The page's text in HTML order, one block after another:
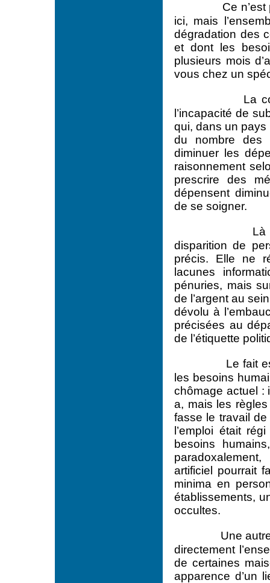
Ce
ici, mais
dégradation des
et dont les
plusieurs mois
vous chez un
La
l’incapacité de
qui, dans un
du nombre des
diminuer les
raisonnement
prescrire des
dépensent
de se soigner.
Là
disparition de
précis. Elle ne
lacunes
pénuries, mais
de l’argent au
dévolu à
précisées au
de l’étiquette
Le fait
les besoins
chômage actuel :
a, mais les règles
fasse le travail
l’emploi était
besoins
artificiel pourrait
minima en
établissements,
occultes.
Une
directement
de certaines
apparence d’un